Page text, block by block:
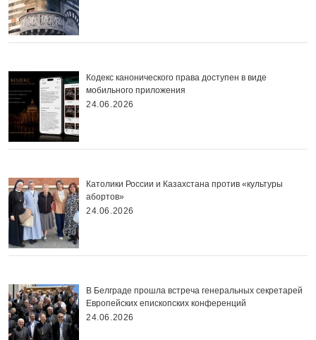
Кодекс канонического права доступен в виде
мобильного приложения
24.06.2026
Католики России и Казахстана против «культуры
абортов»
24.06.2026
В Белграде прошла встреча генеральных секретарей
Европейских епископских конференций
24.06.2026